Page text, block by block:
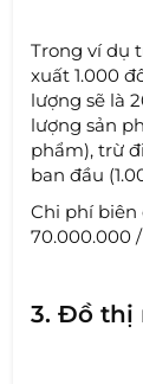
Trong ví dụ
xuất 1.000
lượng sẽ là
lượng sản
phẩm), trừ
ban đầu
Chi phí biên
70.000.000
3. Đồ thị